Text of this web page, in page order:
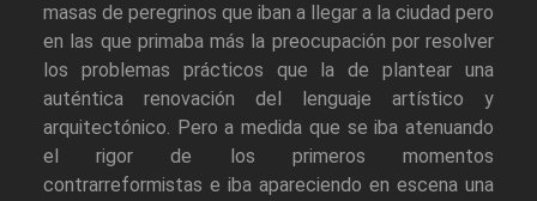
masas de peregrinos que iban a llegar a la ciudad pero
en las que primaba más la preocupación por resolver
los problemas prácticos que la de plantear una
auténtica renovación del lenguaje artístico y
arquitectónico. Pero a medida que se iba atenuando
el rigor de los primeros momentos
contrarreformistas e iba apareciendo en escena una